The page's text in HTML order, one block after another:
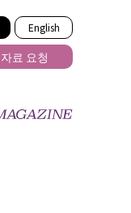
English
자료 요청